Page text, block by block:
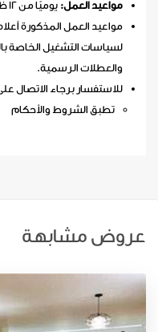
مواعيد العمل: يوميًا من 12 ظهرًا: 9 مساءً.
مواعيد العمل المذكورة
لسياسات التشغيل الخاصة
والعطلات الرسمية.
للاستفسار برجاء الاتصال
تطبق الشروط والأحكام
عروض مشابهة